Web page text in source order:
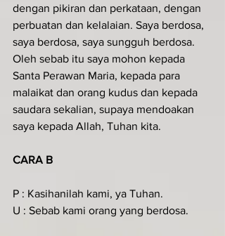
dengan pikiran dan perkataan, dengan
perbuatan dan kelalaian. Saya berdosa,
saya berdosa, saya sungguh berdosa.
Oleh sebab itu saya mohon kepada
Santa Perawan Maria, kepada para
malaikat dan orang kudus dan kepada
saudara sekalian, supaya mendoakan
saya kepada Allah, Tuhan kita.
CARA B
P : Kasihanilah kami, ya Tuhan.
U : Sebab kami orang yang berdosa.